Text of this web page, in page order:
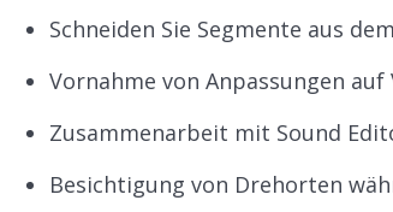
Schneiden Sie Segmente aus
Vornahme von Anpassungen
Zusammenarbeit mit Sound
Besichtigung von Drehorten